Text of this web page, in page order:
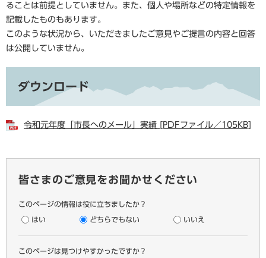
ることは前提としていません。また、個人や場所などの特定情報を
記載したものもあります。
このような状況から、いただきましたご意見やご提言の内容と回答
は公開していません。
ダウンロード
令和元年度「市長へのメール」実績 [PDFファイル／105KB]
皆さまのご意見をお聞かせください
このページの情報は役に立ちましたか？
はい どちらでもない いいえ
このページは見つけやすかったですか？